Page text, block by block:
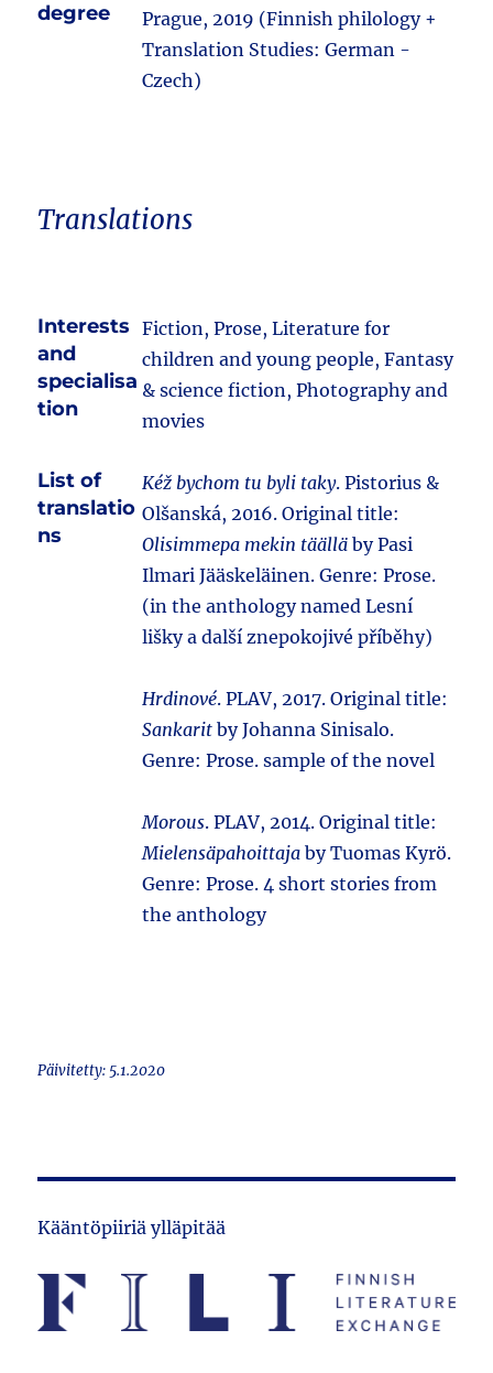
degree
Prague, 2019 (Finnish philology +
Translation Studies: German -
Czech)
Translations
Interests
and
specialisa
tion
Fiction, Prose, Literature for
children and young people, Fantasy
& science fiction, Photography and
movies
List of
translatio
ns
Kéž bychom tu byli taky. Pistorius &
Olšanská, 2016. Original title:
Olisimmepa mekin täällä by Pasi
Ilmari Jääskeläinen. Genre: Prose.
(in the anthology named Lesní
lišky a další znepokojivé příběhy)
Hrdinové. PLAV, 2017. Original title:
Sankarit by Johanna Sinisalo.
Genre: Prose. sample of the novel
Morous. PLAV, 2014. Original title:
Mielensäpahoittaja by Tuomas Kyrö.
Genre: Prose. 4 short stories from
the anthology
Päivitetty: 5.1.2020
Kääntöpiiriä ylläpitää